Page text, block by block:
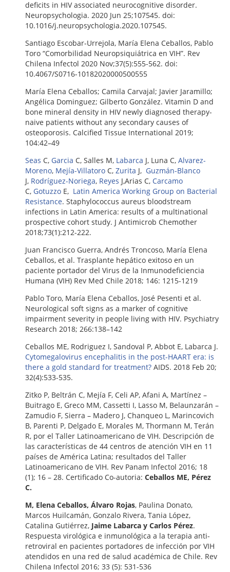
deficits in HIV associated neurocognitive disorder.
Neuropsychologia. 2020 Jun 25;107545. doi:
10.1016/j.neuropsychologia.2020.107545.
Santiago Escobar-Urrejola, María Elena Ceballos, Pablo
Toro “Comorbilidad Neuropsiquiátrica en VIH”. Rev
Chilena Infectol 2020 Nov;37(5):555-562. doi:
10.4067/S0716-10182020000500555
María Elena Ceballos; Camila Carvajal; Javier Jaramillo;
Angélica Dominguez; Gilberto González. Vitamin D and
bone mineral density in HIV newly diagnosed therapy-
naive patients without any secondary causes of
osteoporosis. Calcified Tissue International 2019;
104:42–49
Seas C, Garcia C, Salles M, Labarca J, Luna C, Alvarez-
Moreno, Mejía-Villatoro C, Zurita J, Guzmán-Blanco
J, Rodríguez-Noriega, Reyes J,Arias C, Carcamo
C, Gotuzzo E, Latin America Working Group on Bacterial
Resistance. Staphylococcus aureus bloodstream
infections in Latin America: results of a multinational
prospective cohort study. J Antimicrob Chemother
2018;73(1):212-222.
Juan Francisco Guerra, Andrés Troncoso, María Elena
Ceballos, et al. Trasplante hepático exitoso en un
paciente portador del Virus de la Inmunodeficiencia
Humana (VIH) Rev Med Chile 2018; 146: 1215-1219
Pablo Toro, María Elena Ceballos, José Pesenti et al.
Neurological soft signs as a marker of cognitive
impairment severity in people living with HIV. Psychiatry
Research 2018; 266:138–142
Ceballos ME, Rodriguez I, Sandoval P, Abbot E, Labarca J.
Cytomegalovirus encephalitis in the post-HAART era: is
there a gold standard for treatment? AIDS. 2018 Feb 20;
32(4):533-535.
Zitko P, Beltrán C, Mejía F, Celi AP, Afani A, Martínez –
Buitrago E, Greco MM, Cassetti I, Lasso M, Belaunzarán –
Zamudio F, Sierra – Madero J, Chanqueo L, Marincovich
B, Parenti P, Delgado E, Morales M, Thormann M, Terán
R, por el Taller Latinoamericano de VIH. Descripción de
las características de 44 centros de atención VIH en 11
países de América Latina; resultados del Taller
Latinoamericano de VIH. Rev Panam Infectol 2016; 18
(1); 16 – 28. Certificado Co-autoria: Ceballos ME, Pérez
C.
M, Elena Ceballos, Álvaro Rojas, Paulina Donato,
Marcos Huilcamán, Gonzalo Rivera, Tania López,
Catalina Gutiérrez, Jaime Labarca y Carlos Pérez.
Respuesta virológica e inmunológica a la terapia anti-
retroviral en pacientes portadores de infección por VIH
atendidos en una red de salud académica de Chile. Rev
Chilena Infectol 2016; 33 (5): 531-536